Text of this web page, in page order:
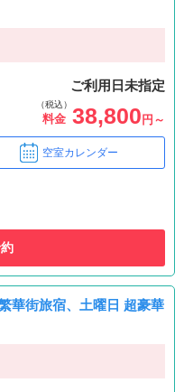
ご利用日未指定
（税込）
料金 38,800 円～
空室カレンダー
華街旅宿、土曜日 超豪華